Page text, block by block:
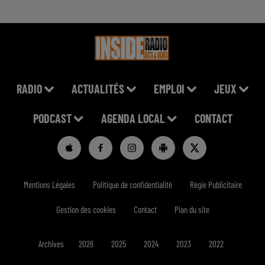
RADIO ACTUALITÉS EMPLOI JEUX
PODCAST AGENDA LOCAL CONTACT
Mentions Légales Politique de confidentialité Régie Publicitaire
Gestion des cookies Contact Plan du site
Archives 2026 2025 2024 2023 2022